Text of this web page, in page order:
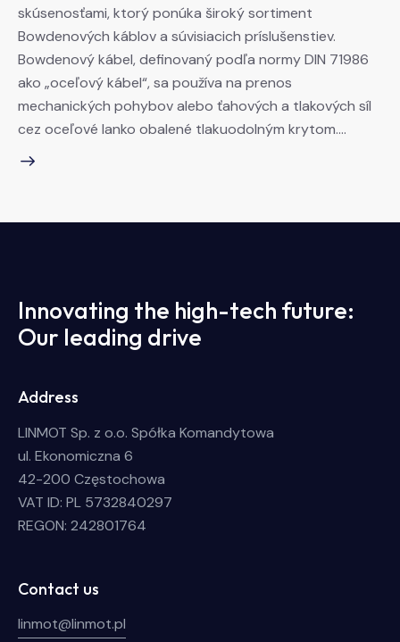
skúsenosťami, ktorý ponúka široký sortiment
Bowdenových káblov a súvisiacich príslušenstiev.
Bowdenový kábel, definovaný podľa normy DIN 71986
ako „oceľový kábel“, sa používa na prenos
mechanických pohybov alebo ťahových a tlakových síl
cez oceľové lanko obalené tlakuodolným krytom.…
Innovating the high-tech future:
Our leading drive
Address
LINMOT Sp. z o.o. Spółka Komandytowa
ul. Ekonomiczna 6
42-200 Częstochowa
VAT ID: PL 5732840297
REGON: 242801764
Contact us
linmot@linmot.pl